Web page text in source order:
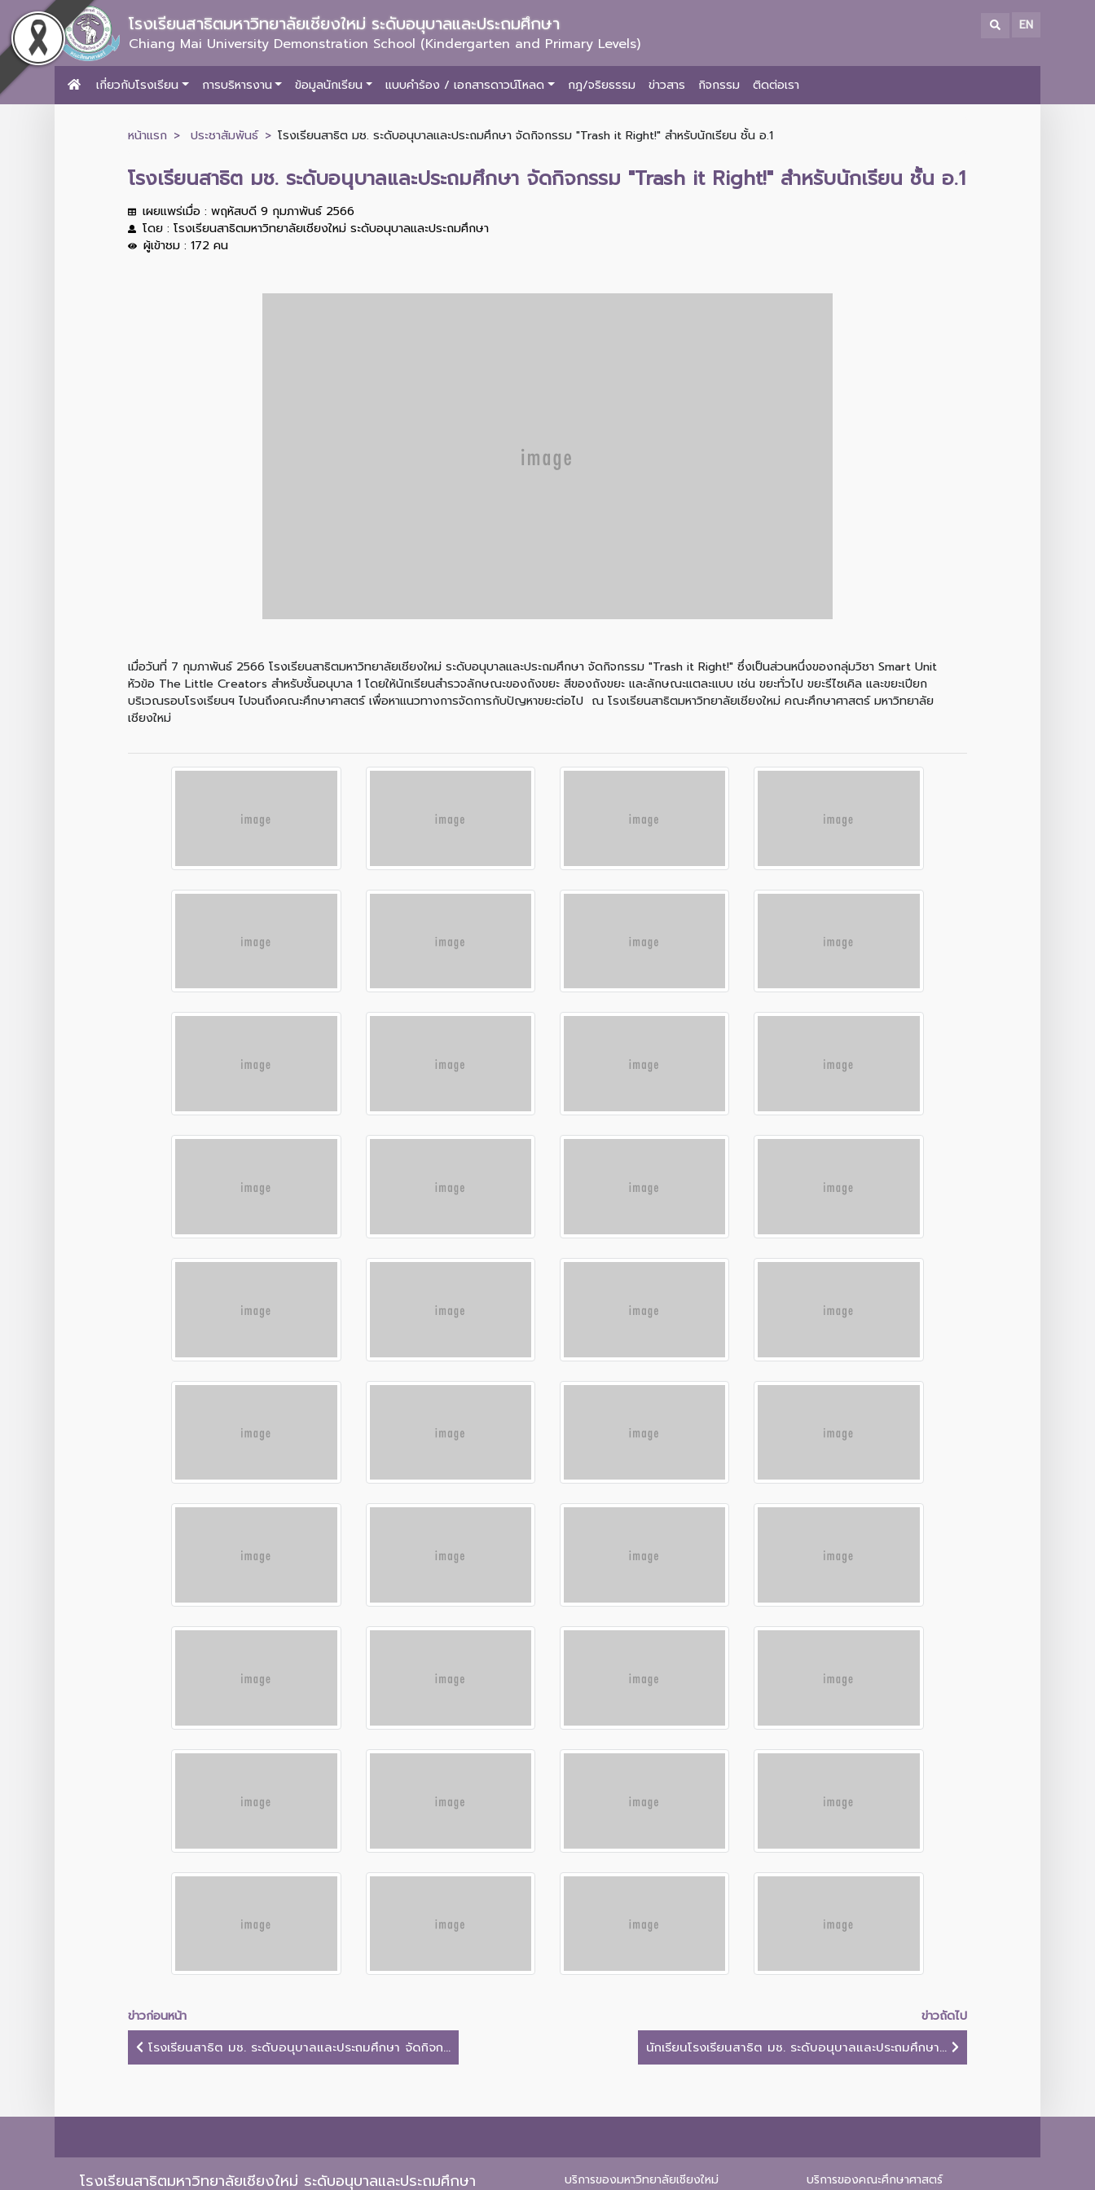
โรงเรียนสาธิตมหาวิทยาลัยเชียงใหม่ ระดับอนุบาลและประถมศึกษา
Chiang Mai University Demonstration School (Kindergarten and Primary Levels)
EN
เกี่ยวกับโรงเรียน การบริหารงาน ข้อมูลนักเรียน แบบคำร้อง / เอกสารดาวน์โหลด กฎ/จริยธรรม ข่าวสาร กิจกรรม ติดต่อเรา
หน้าแรก ประชาสัมพันธ์ โรงเรียนสาธิต มช. ระดับอนุบาลและประถมศึกษา จัดกิจกรรม "Trash it Right!" สำหรับนักเรียน ชั้น อ.1
โรงเรียนสาธิต มช. ระดับอนุบาลและประถมศึกษา จัดกิจกรรม "Trash it Right!" สำหรับนักเรียน ชั้น อ.1
เผยแพร่เมื่อ : พฤหัสบดี 9 กุมภาพันธ์ 2566
โดย : โรงเรียนสาธิตมหาวิทยาลัยเชียงใหม่ ระดับอนุบาลและประถมศึกษา
ผู้เข้าชม : 172 คน
เมื่อวันที่ 7 กุมภาพันธ์ 2566 โรงเรียนสาธิตมหาวิทยาลัยเชียงใหม่ ระดับอนุบาลและประถมศึกษา จัดกิจกรรม "Trash it Right!" ซึ่งเป็นส่วนหนึ่งของกลุ่มวิชา Smart Unit
หัวข้อ The Little Creators สำหรับชั้นอนุบาล 1 โดยให้นักเรียนสำรวจลักษณะของถังขยะ สีของถังขยะ และลักษณะแตละแบบ เช่น ขยะทั่วไป ขยะรีไซเคิล และขยะเปียก
บริเวณรอบโรงเรียนฯ ไปจนถึงคณะศึกษาศาสตร์ เพื่อหาแนวทางการจัดการกับปัญหาขยะต่อไป ณ โรงเรียนสาธิตมหาวิทยาลัยเชียงใหม่ คณะศึกษาศาสตร์ มหาวิทยาลัย
เชียงใหม่
ข่าวก่อนหน้า
ข่าวถัดไป
โรงเรียนสาธิต มช. ระดับอนุบาลและประถมศึกษา จัดกิจก...
นักเรียนโรงเรียนสาธิต มช. ระดับอนุบาลและประถมศึกษา...
โรงเรียนสาธิตมหาวิทยาลัยเชียงใหม่ ระดับอนุบาลและประถมศึกษา
บริการของมหาวิทยาลัยเชียงใหม่
บริการของคณะศึกษาศาสตร์